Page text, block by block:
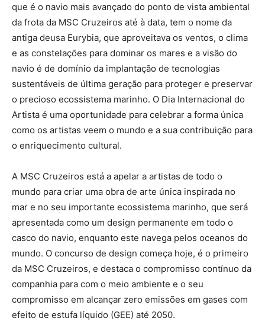
que é o navio mais avançado do ponto de vista ambiental
da frota da MSC Cruzeiros até à data, tem o nome da
antiga deusa Eurybia, que aproveitava os ventos, o clima
e as constelações para dominar os mares e a visão do
navio é de domínio da implantação de tecnologias
sustentáveis de última geração para proteger e preservar
o precioso ecossistema marinho. O Dia Internacional do
Artista é uma oportunidade para celebrar a forma única
como os artistas veem o mundo e a sua contribuição para
o enriquecimento cultural.
A MSC Cruzeiros está a apelar a artistas de todo o
mundo para criar uma obra de arte única inspirada no
mar e no seu importante ecossistema marinho, que será
apresentada como um design permanente em todo o
casco do navio, enquanto este navega pelos oceanos do
mundo. O concurso de design começa hoje, é o primeiro
da MSC Cruzeiros, e destaca o compromisso contínuo da
companhia para com o meio ambiente e o seu
compromisso em alcançar zero emissões em gases com
efeito de estufa líquido (GEE) até 2050.